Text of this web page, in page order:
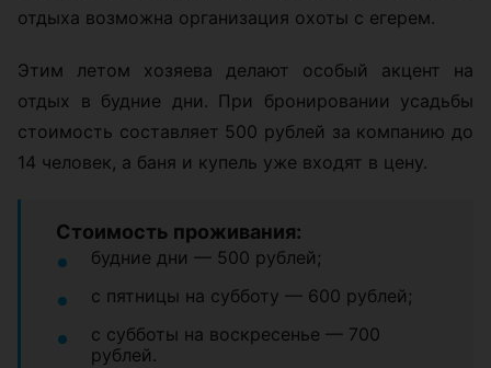
отдыха возможна организация охоты с егерем.
Этим летом хозяева делают особый акцент на
отдых в будние дни. При бронировании усадьбы
стоимость составляет 500 рублей за компанию до
14 человек, а баня и купель уже входят в цену.
Стоимость проживания:
будние дни — 500 рублей;
с пятницы на субботу — 600 рублей;
с субботы на воскресенье — 700
рублей.